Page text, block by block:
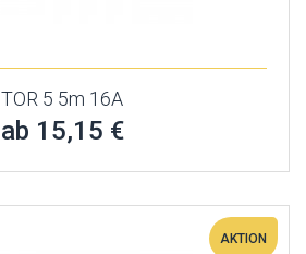
TOR 5 5m 16A
ab 15,15 €
AKTION